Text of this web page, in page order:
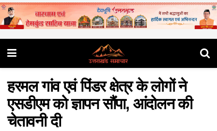
हरमल गांव एवं पिंडर क्षेत्र के लोगों ने
एसडीएम को ज्ञापन सौंपा, आंदोलन की
चेतावनी दी